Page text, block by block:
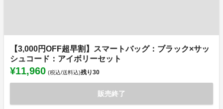
【3,000円OFF超早割】スマートバッグ：ブラック×サッ
シュコード：アイボリーセット
¥11,960 (税込/送料込)残り30
販売終了